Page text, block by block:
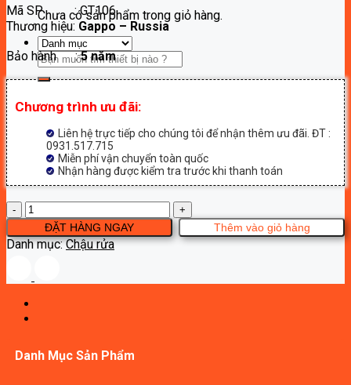
Chưa có sản phẩm trong giỏ hàng.
Tìm
kiếm:
là:
2,600,000₫.
tại
là:
1,300,000₫.
Mã SP : GT106
Thương hiệu: Gappo – Russia
Bảo hành :5 năm
Chương trình ưu đãi:
Liên hệ trực tiếp cho chúng tôi để nhận thêm ưu đãi. ĐT :
0931.517.715
Miễn phí vận chuyển toàn quốc
Nhận hàng được kiểm tra trước khi thanh toán
Chậu
lavabo
đặt
bàn
GT106
Thêm vào giỏ hàng
ĐẶT HÀNG NGAY
Danh mục:Chậu rửa
Danh Mục Sản Phẩm